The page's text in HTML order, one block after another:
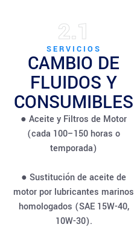
2.1
SERVICIOS
CAMBIO DE
FLUIDOS Y
CONSUMIBLES
● Aceite y Filtros de Motor
(cada 100–150 horas o
temporada)
● Sustitución de aceite de
motor por lubricantes marinos
homologados (SAE 15W-40,
10W-30).